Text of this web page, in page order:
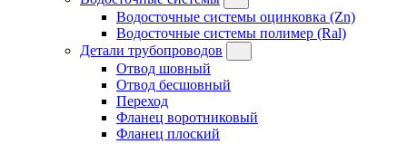
Водосточные системы оцинковка (Zn)
Водосточные системы полимер (Ral)
Детали трубопроводов
Отвод шовный
Отвод бесшовный
Переход
Фланец воротниковый
Фланец плоский